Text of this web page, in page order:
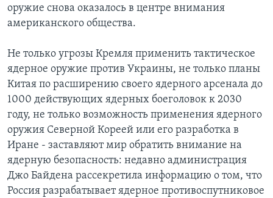
оружие снова оказалось в центре внимания
американского общества.
Не только угрозы Кремля применить тактическое
ядерное оружие против Украины, не только планы
Китая по расширению своего ядерного арсенала до
1000 действующих ядерных боеголовок к 2030
году, не только возможность применения ядерного
оружия Северной Кореей или его разработка в
Иране - заставляют мир обратить внимание на
ядерную безопасность: недавно администрация
Джо Байдена рассекретила информацию о том, что
Россия разрабатывает ядерное противоспутниковое